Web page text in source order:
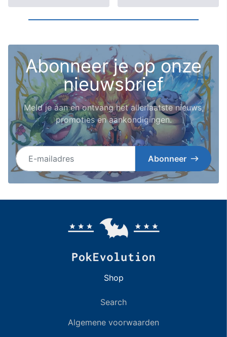
Abonneer je op onze
nieuwsbrief
Meld je aan en ontvang het allerlaatste nieuws,
promoties en aankondigingen.
E-mailadres
Abonneer
Shop
Search
Algemene voorwaarden